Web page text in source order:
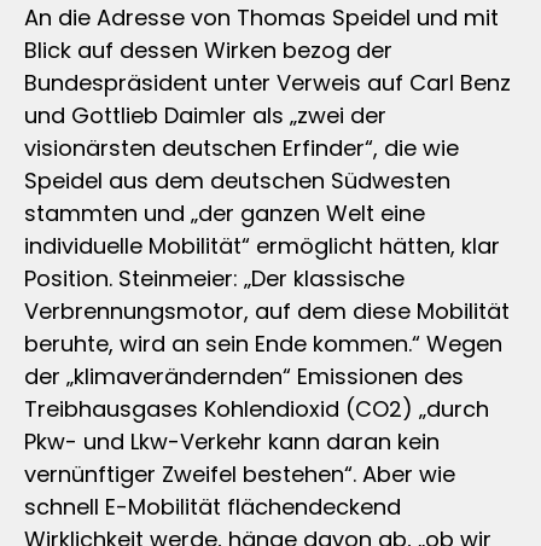
An die Adresse von Thomas Speidel und mit
Blick auf dessen Wirken bezog der
Bundespräsident unter Verweis auf Carl Benz
und Gottlieb Daimler als „zwei der
visionärsten deutschen Erfinder“, die wie
Speidel aus dem deutschen Südwesten
stammten und „der ganzen Welt eine
individuelle Mobilität“ ermöglicht hätten, klar
Position. Steinmeier: „Der klassische
Verbrennungsmotor, auf dem diese Mobilität
beruhte, wird an sein Ende kommen.“ Wegen
der „klimaverändernden“ Emissionen des
Treibhausgases Kohlendioxid (CO2) „durch
Pkw- und Lkw-Verkehr kann daran kein
vernünftiger Zweifel bestehen“. Aber wie
schnell E-Mobilität flächendeckend
Wirklichkeit werde, hänge davon ab, „ob wir